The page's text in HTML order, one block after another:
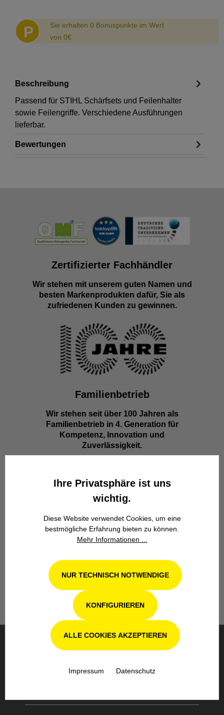
P
Sie erhalten 0 Bonuspunkte im Wert
von 0€
Beschreibung
Passend für STIHL Schärfsets und Feilenhalter
sowie Feilengriffe. Verschiedene Ausführungen
lieferbar.
Bewertungen
Zertifizierter Fachhändler
Wir stehen mit unserem guten Namen und
besten Markenprodukten dafür, Sie als
zufriedenen Kunden zu gewinnen.
Familienbetrieb
Wir stehen seit über 100 Jahren als
Familienbetrieb in 4. Generation für
Kompetenz, Innovation und
Zuverlässigkeit.
Werkstatt in Odenthal / Köln
und Landtechnik- Geräte in Odenthal bei
Köln steht Ihnen auch nach dem Kauf mit
Ihre Privatsphäre ist uns
wichtig.
Diese Website verwendet Cookies, um eine
bestmögliche Erfahrung bieten zu können.
Mehr Informationen ...
NUR TECHNISCH NOTWENDIGE
KONFIGURIEREN
ALLE COOKIES AKZEPTIEREN
Impressum Datenschutz